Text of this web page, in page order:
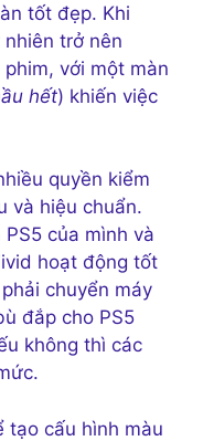
tốt đẹp. Khi
trở nên
với một màn
hết) khiến việc
quyền kiểm
và hiệu chuẩn.
của mình và
hoạt động tốt
chuyển máy
đắp cho PS5
không thì các
tạo cấu hình màu